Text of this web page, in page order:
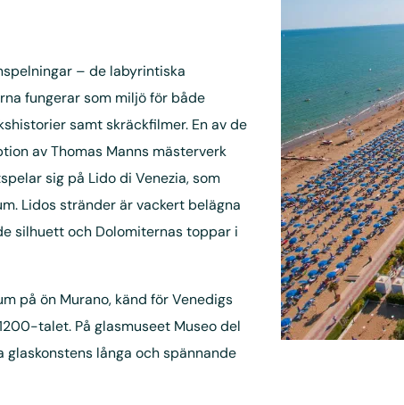
– de labyrintiska
fungerar som miljö för både
samt skräckfilmer. En av de
av Thomas Manns mästerverk
sig på Lido di Venezia, som
Lidos stränder är vackert belägna
silhuett och Dolomiternas toppar i
på ön Murano, känd för Venedigs
talet. På glasmuseet Museo del
långa och spännande